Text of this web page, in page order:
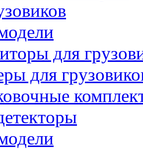
для
для